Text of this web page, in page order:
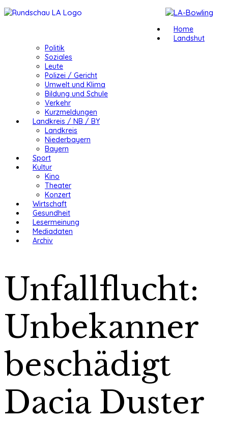
Home
Landshut
Politik
Soziales
Leute
Polizei / Gericht
Umwelt und Klima
Bildung und Schule
Verkehr
Kurzmeldungen
Landkreis / NB / BY
Landkreis
Niederbayern
Bayern
Sport
Kultur
Kino
Theater
Konzert
Wirtschaft
Gesundheit
Lesermeinung
Mediadaten
Archiv
Unfallflucht:
Unbekanner
beschädigt
Dacia Duster